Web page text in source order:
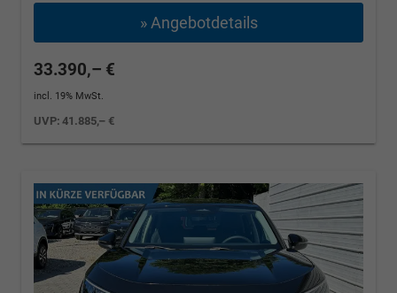
» Angebotdetails
33.390,– €
incl. 19% MwSt.
UVP:41.885,– €